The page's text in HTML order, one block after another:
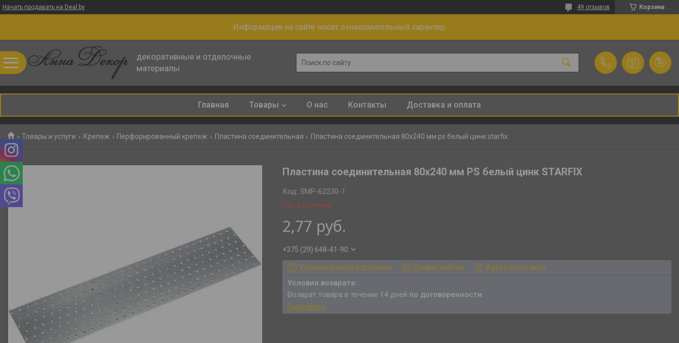
Начать продавать на Deal.by Корзина
49 отзывов
Информация на сайте носит ознакомительный характер.
декоративные и отделочные
материалы
Главная Товары О нас Контакты Доставка и оплата
Товары и услуги Крепеж Перфорированный крепеж Пластина соединительная Пластина соединительная 80х240 мм ps белый цинк starfix
Пластина соединительная 80х240 мм PS белый цинк STARFIX
Нет в наличии
Код:SMP-62230-1
2,77 руб.
+375 (29) 648-41-90
Условия оплаты и доставки График работы Адрес и контакты
возврат товара в течение 14 дней по договоренности
Подробнее